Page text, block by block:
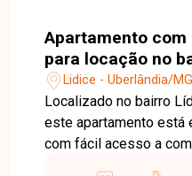
Apartamento com
para locação no
Uberlândia-MG
Lidice - Uberlândia/MG
Localizado no bairro
este apartamento está
com fácil acesso a